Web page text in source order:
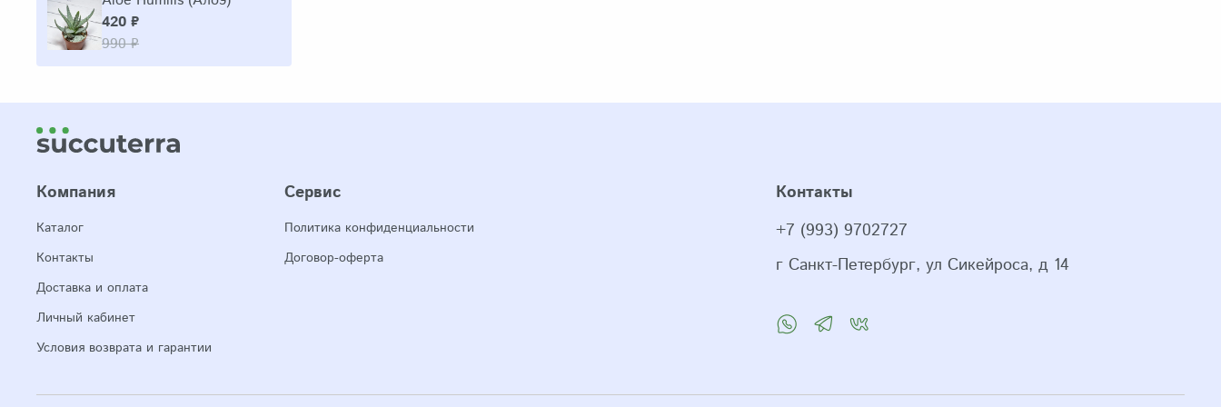
420 ₽
990 ₽
Компания
Каталог
Контакты
Доставка и оплата
Личный кабинет
Условия возврата и гарантии
Сервис
Политика конфиденциальности
Договор-оферта
Контакты
+7 (993) 9702727
г Санкт-Петербург, ул Сикейроса, д 14